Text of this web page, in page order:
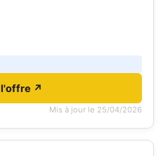
l'offre ↗
Mis à jour le 25/04/2026